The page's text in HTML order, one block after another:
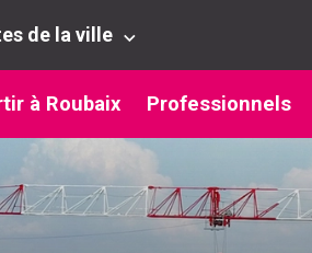
de la ville
à Roubaix Professionnels